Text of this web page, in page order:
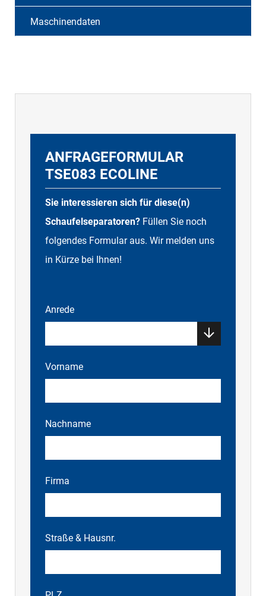
Maschinendaten
ANFRAGEFORMULAR
TSE083 ECOLINE
Sie interessieren sich für diese(n)
Schaufelseparatoren? Füllen Sie noch
folgendes Formular aus. Wir melden uns
in Kürze bei Ihnen!
Anrede
Vorname
Nachname
Firma
Straße & Hausnr.